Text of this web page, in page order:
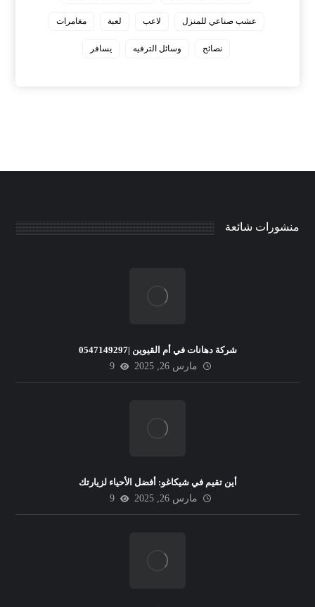
عشب صناعي للمنزل لاعب لعبة مغامرات
نصائح وسائل الترفيه يسافر
منشورات شائعة
شركة دهانات في أم القيوين |0547149297
مارس 26, 2025
9
أين تقيم في شيكاغو: أفضل الأحياء لزيارتك
مارس 26, 2025
9